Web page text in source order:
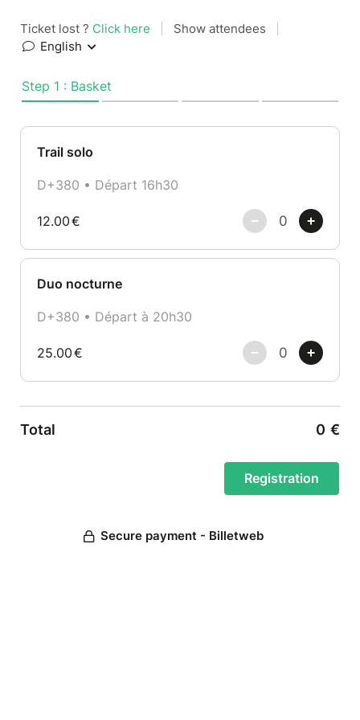
Ticket lost ? Click here Show attendees
English
Step 1 : Basket
Trail solo
D+380 • Départ 16h30
12.00€
Duo nocturne
D+380 • Départ à 20h30
25.00€
Total 0 €
Secure payment - Billetweb